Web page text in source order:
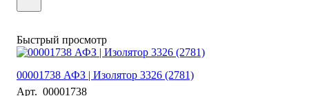
Быстрый просмотр
00001738 АФЗ | Изолятор 3326 (2781)
Арт. 00001738